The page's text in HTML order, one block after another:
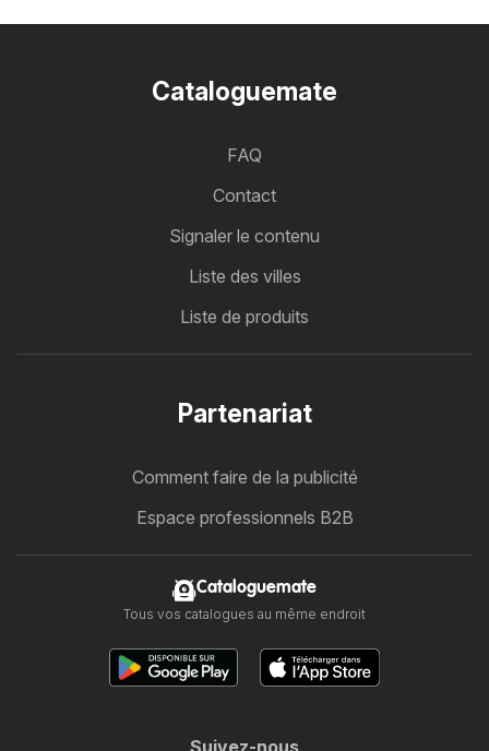
Cataloguemate
FAQ
Contact
Signaler le contenu
Liste des villes
Liste de produits
Partenariat
Comment faire de la publicité
Espace professionnels B2B
Cataloguemate
Tous vos catalogues au même endroit
Suivez-nous